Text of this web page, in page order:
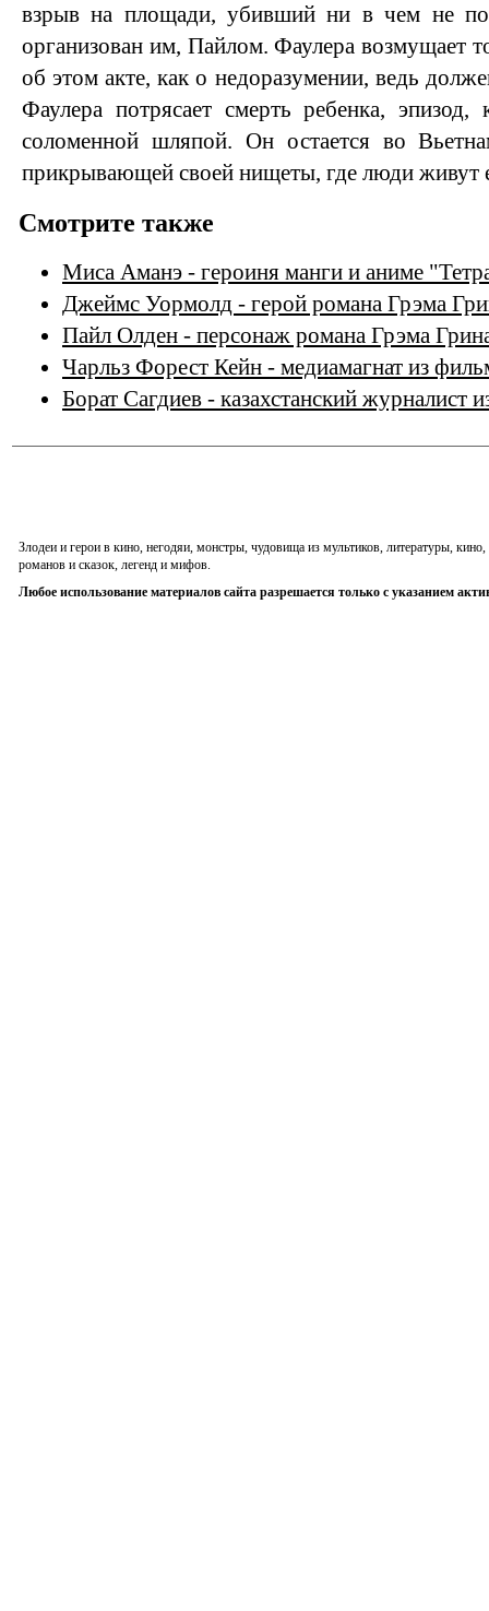
взрыв на площади, убивший ни в чем не
организован им, Пайлом. Фаулера возмущает
об этом акте, как о недоразумении, ведь
Фаулера потрясает смерть ребенка, эпизод,
соломенной шляпой. Он остается во
прикрывающей своей нищеты, где люди живут
Смотрите также
Миса Аманэ - героиня манги и аниме
Джеймс Уормолд - герой романа Грэма
Пайл Олден - персонаж романа Грэма
Чарльз Форест Кейн - медиамагнат из
Борат Сагдиев - казахстанский журналист
Злодеи и герои в кино, негодяи, монстры, чудовища из мультиков, литературы,
романов и сказок, легенд и мифов.
Любое использование материалов сайта разрешается только с указанием